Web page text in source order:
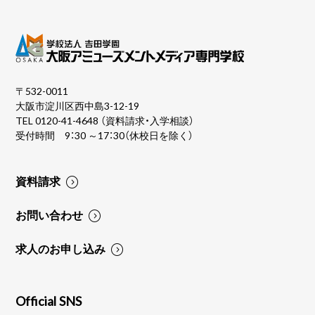
〒532-0011
大阪市淀川区西中島3-12-19
TEL0120-41-4648 （資料請求・入学相談）
受付時間 9：30 ～17：30（休校日を除く）
資料請求
お問い合わせ
求人のお申し込み
Official SNS